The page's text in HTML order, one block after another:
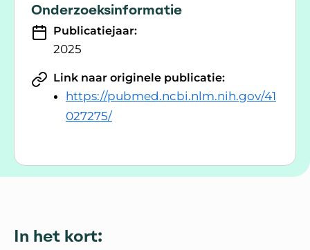
Onderzoeksinformatie
Publicatiejaar:
2025
Link naar originele publicatie:
https://pubmed.ncbi.nlm.nih.gov/41
027275/
In het kort: